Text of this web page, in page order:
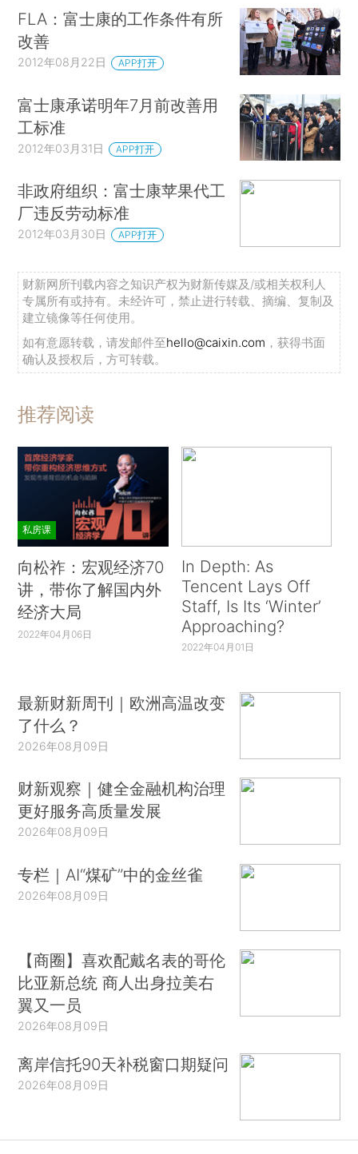
FLA：富士康的工作条件有所
改善
2012年08月22日 APP打开
富士康承诺明年7月前改善用
工标准
2012年03月31日 APP打开
非政府组织：富士康苹果代工
厂违反劳动标准
2012年03月30日 APP打开
财新网所刊载内容之知识产权为财新传媒及/或相关权利人
专属所有或持有。未经许可，禁止进行转载、摘编、复制及
建立镜像等任何使用。
如有意愿转载，请发邮件至hello@caixin.com ，获得书面
确认及授权后，方可转载。
推荐阅读
私房课
向松祚：宏观经济70
讲，带你了解国内外
经济大局
2022年04月06日
In Depth: As
Tencent Lays Off
Staff, Is Its ‘Winter’
Approaching?
2022年04月01日
最新财新周刊｜欧洲高温改变
了什么？
2026年08月09日
财新观察｜健全金融机构治理
更好服务高质量发展
2026年08月09日
专栏｜AI“煤矿”中的金丝雀
2026年08月09日
【商圈】喜欢配戴名表的哥伦
比亚新总统 商人出身拉美右
翼又一员
2026年08月09日
离岸信托90天补税窗口期疑问
2026年08月09日